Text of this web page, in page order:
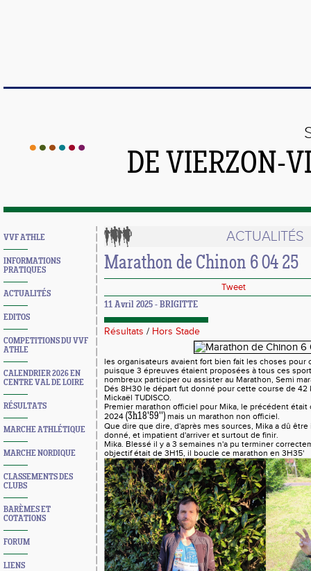
DE VIERZON-
VVF ATHLE
INFORMATIONS
PRATIQUES
ACTUALITÉS
EDITOS
COMPETITIONS DU VVF
ATHLE
CALENDRIER 2026 EN
CENTRE VAL DE LOIRE
RÉSULTATS
MARCHE ATHLÉTIQUE
MARCHE NORDIQUE
CLASSEMENTS DES
CLUBS
BARÈMES ET
COTATIONS
FORUM
LIENS
ACTUALITÉS
Marathon de Chinon 6 04 25
Tweet
11 Avril 2025 - BRIGITTE
Résultats / Hors Stade
les organisateurs avaient fort bien fait les choses pour
puisque 3 épreuves étaient proposées à tous ces
nombreux participer ou assister au Marathon, Semi
Dés 8H30 le départ fut donné pour cette course de 42
Mickaël TUDISCO.
Premier marathon officiel pour Mika, le précédent était
2024 (3h18'59'') mais un marathon non officiel.
Que dire que dire, d'après mes sources, Mika a dû
donné, et impatient d'arriver et surtout de finir.
Mika. Blessé il y a 3 semaines n'a pu terminer
objectif était de 3H15, il boucle ce marathon en 3H35'